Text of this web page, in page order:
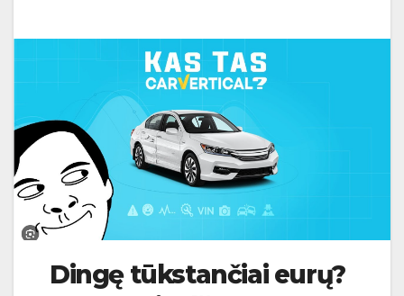
Dingę tūkstančiai eurų?